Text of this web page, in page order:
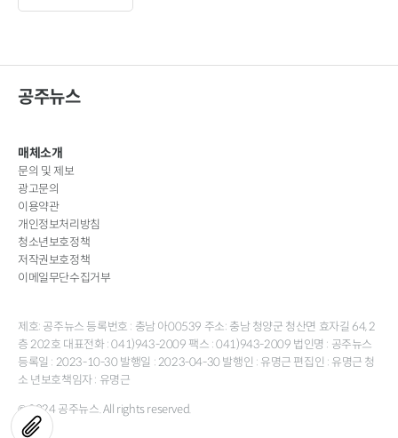
공주뉴스
매체소개
문의 및 제보
광고문의
이용약관
개인정보처리방침
청소년보호정책
저작권보호정책
이메일무단수집거부
제호: 공주뉴스 등록번호 : 충남 아00539 주소: 충남 청양군 청산면 효자길 64, 2
층 202호 대표전화 : 041)943-2009 팩스 : 041)943-2009 법인명 : 공주뉴스
등록일 : 2023-10-30 발행일 : 2023-04-30 발행인 : 유명근 편집인 : 유명근 청
소 년보호책임자 : 유명근
© 2024 공주뉴스. All rights reserved.